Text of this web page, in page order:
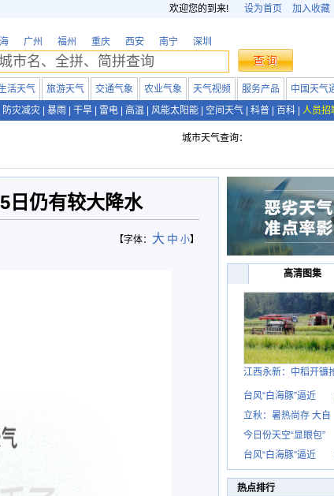
欢迎您的到来! 设为首页 加入收藏
广州 福州 重庆 西安 南宁 深圳
活天气 旅游天气 交通气象 农业气象 天气视频 服务产品 中国天气
防灾减灾 暴雨 干旱 雷电 高温 风能太阳能 空间天气 科普 百科 人员招
城市天气查询：
日仍有较大降水
【字体： 大 中 小】
高清图集
江西永新：中稻开镰
台风“白海豚”逼近
立秋：暑热尚存 大自
今日份天空“显眼包”
台风“白海豚”逼近
热点排行